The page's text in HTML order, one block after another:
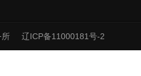
所 辽ICP备11000181号-2